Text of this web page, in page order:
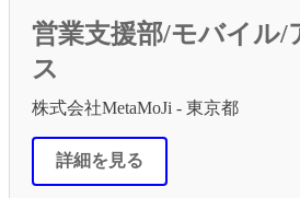
営業支援部/モバイル/
ス
株式会社MetaMoJi - 東京都
詳細を見る